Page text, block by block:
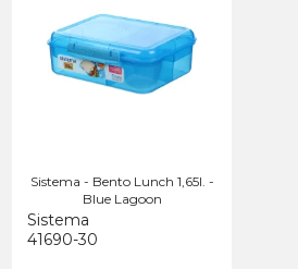
Sistema - Bento Lunch 1,65l. -
Blue Lagoon
Sistema
41690-30